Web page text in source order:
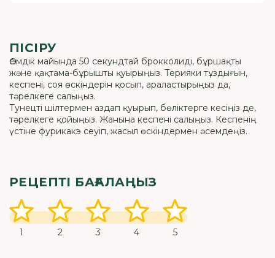
ПІСІРУ
Өсімдік майында 50 секундтай брокколиді, бұршақты
және қақтама-бұрышты қуырыңыз. Терияки тұздығын,
кеспені, соя өскіндерін қосып, араластырыңыз да,
тәрелкеге салыңыз.
Тунецті шілтермен аздап қуырып, бөліктерге кесіңіз де,
тәрелкеге қойыңыз. Жанына кеспені салыңыз. Кеспенің
үстіне фурикакэ сеуіп, жасыл өскіндермен әсемдеңіз.
РЕЦЕПТІ БАҒАЛАҢЫЗ
1 2 3 4 5